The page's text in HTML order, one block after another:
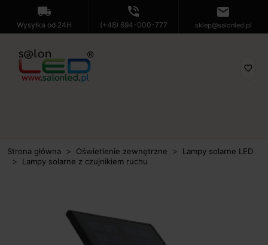
local_shipping
Wysyłka od 24H
phone_in_talk
(+48) 694-000-777
mail
sklep@salonled.pl
favorite_border
Strona główna Oświetlenie zewnętrzne
Lampy solarne LED
Lampy solarne z czujnikiem ruchu